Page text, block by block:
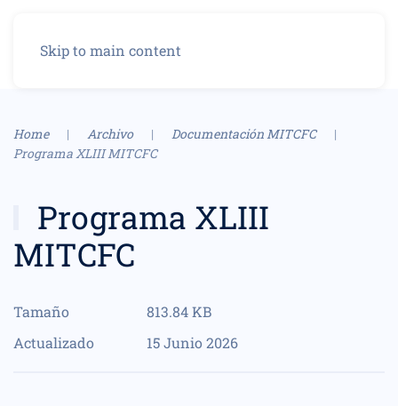
Skip to main content
Home Archivo
Documentación MITCFC
Programa XLIII MITCFC
Programa XLIII
MITCFC
Tamaño
813.84 KB
Actualizado
15 Junio 2026